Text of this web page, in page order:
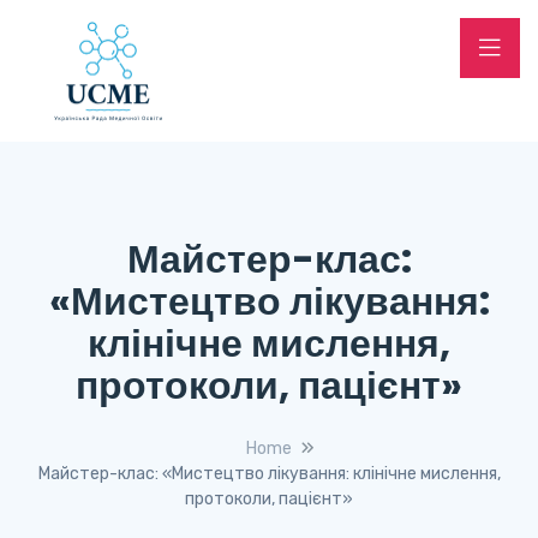
Майстер-клас:
«Мистецтво лікування:
клінічне мислення,
протоколи, пацієнт»
Home
Майстер-клас: «Мистецтво лікування: клінічне мислення,
протоколи, пацієнт»